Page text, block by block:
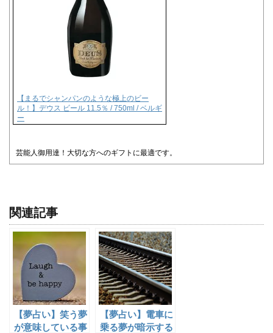
【まるでシャンパンのような極上のビー
ル！】デウス ビール 11.5％ / 750ml / ベルギ
ー
芸能人御用達！大切な方へのギフトに最適です。
関連記事
【夢占い】笑う夢
が意味している事
【夢占い】電車に
乗る夢が暗示する